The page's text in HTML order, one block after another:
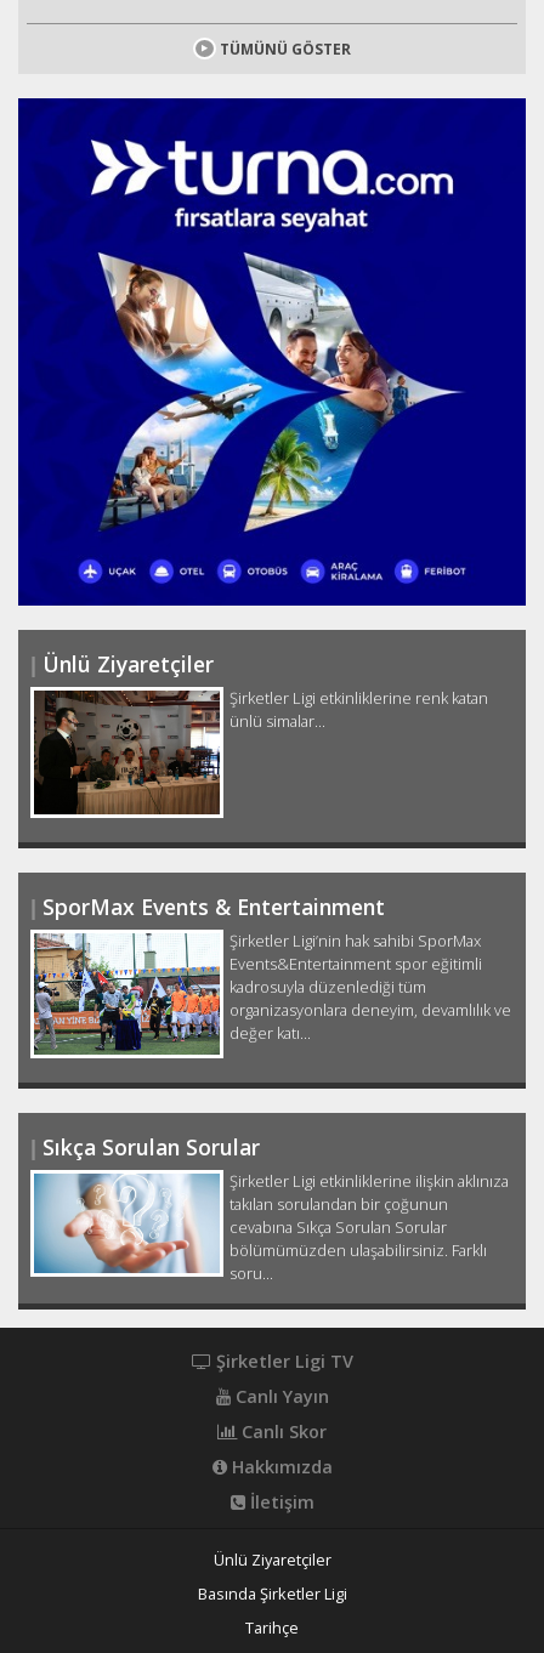
TÜMÜNÜ GÖSTER
Ünlü Ziyaretçiler
Şirketler Ligi etkinliklerine renk katan
ünlü simalar...
SporMax Events & Entertainment
Şirketler Ligi’nin hak sahibi SporMax
Events&Entertainment spor eğitimli
kadrosuyla düzenlediği tüm
organizasyonlara deneyim, devamlılık ve
değer katı...
Sıkça Sorulan Sorular
Şirketler Ligi etkinliklerine ilişkin aklınıza
takılan sorulandan bir çoğunun
cevabına Sıkça Sorulan Sorular
bölümümüzden ulaşabilirsiniz. Farklı
soru...
Şirketler Ligi TV
Canlı Yayın
Canlı Skor
Hakkımızda
İletişim
Ünlü Ziyaretçiler
Basında Şirketler Ligi
Tarihçe